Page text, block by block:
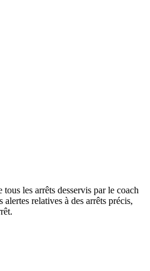
les arrêts desservis par le coach
relatives à des arrêts précis,